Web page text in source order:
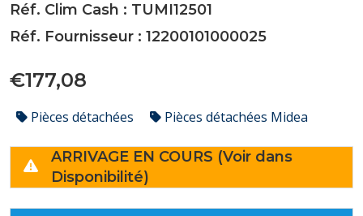
Réf. Clim Cash : TUMI12501
Réf. Fournisseur : 12200101000025
€177,08
Pièces détachées Pièces détachées Midea
ARRIVAGE EN COURS (Voir dans
Disponibilité)